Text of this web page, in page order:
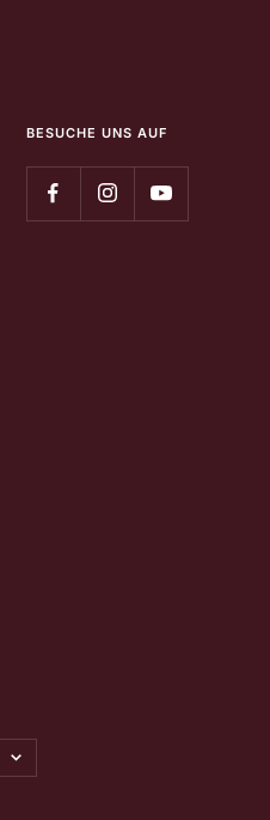
BESUCHE UNS AUF